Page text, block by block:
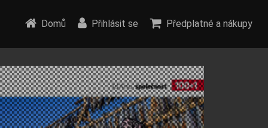
Domů Přihlásit se Předplatné a nákupy